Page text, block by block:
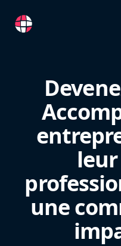
RemoteFR
une